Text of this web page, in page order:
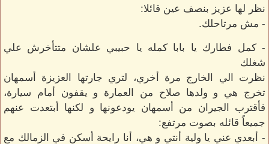
نظر لها عزيز بنصف عين قائلا:
- مش مرتاحلك.
- كمل فطارك يا بابا كمله يا حبيبي علشان متتأخرش علي
شغلك
نظرت الي الخارج مرة أخري، لتري جارتها العزيزة أسمهان
تخرج هي و ولدها صلاح من العمارة و يقفون أمام سيارة،
فأقترب الجيران من أسمهان يودعونها و لكنها أبتعدت عنهم
جميعاً قائله بصوت مرتفع:
- أبعدي عني يا ولية أنتي و هي، أنا رايحة أسكن في الزمالك مع